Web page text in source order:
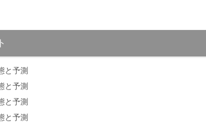
と予測
と予測
と予測
と予測